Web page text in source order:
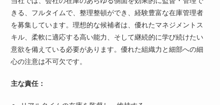
きる、フルタイムで、整理整頓ができ、経験豊富な在庫管理者
を募集しています。理想的な候補者は、優れたマネジメントス
キル、柔軟に適応する高い能力、そして継続的に学び続けたい
意欲を備えている必要があります。優れた組織力と細部への細
心の注意は不可欠です。
主な責任：